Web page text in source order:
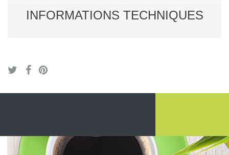
INFORMATIONS TECHNIQUES